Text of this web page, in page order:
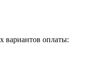
вариантов оплаты: